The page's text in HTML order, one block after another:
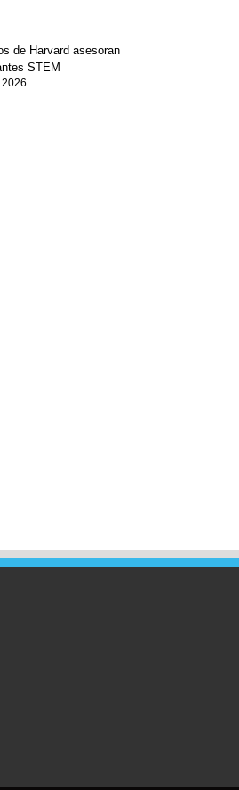
de Harvard asesoran
STEM